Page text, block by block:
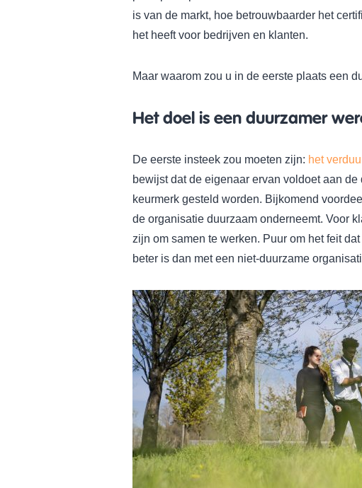
is van de markt, hoe betrouwbaarder het
het heeft voor bedrijven en klanten.
Maar waarom zou u in de eerste plaats een
Het doel is een duurzamer
De eerste insteek zou moeten zijn: het
bewijst dat de eigenaar ervan voldoet aan
keurmerk gesteld worden. Bijkomend
de organisatie duurzaam onderneemt. Voor
zijn om samen te werken. Puur om het feit
beter is dan met een niet-duurzame